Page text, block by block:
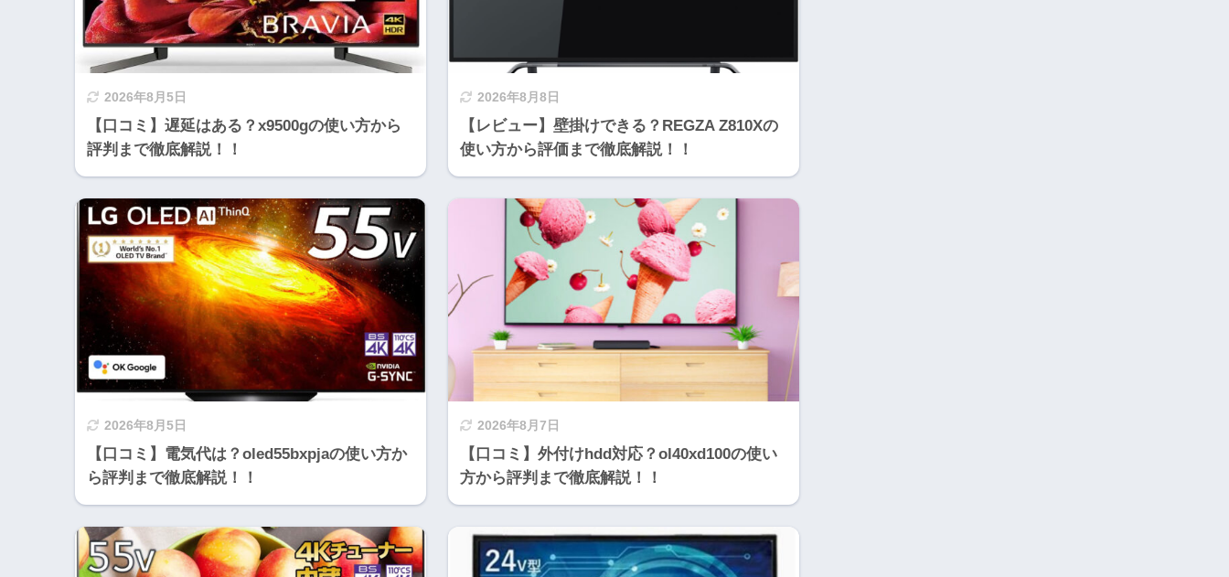
2026年8月5日
【口コミ】遅延はある？x9500gの使い方から
評判まで徹底解説！！
2026年8月8日
【レビュー】壁掛けできる？REGZA Z810Xの
使い方から評価まで徹底解説！！
2026年8月5日
【口コミ】電気代は？oled55bxpjaの使い方か
ら評判まで徹底解説！！
2026年8月7日
【口コミ】外付けhdd対応？ol40xd100の使い
方から評判まで徹底解説！！